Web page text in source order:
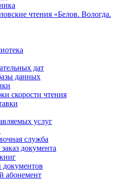
чтения «Белов. Вологда.
дат
данных
скорости чтения
услуг
служба
документа
документов
абонемент